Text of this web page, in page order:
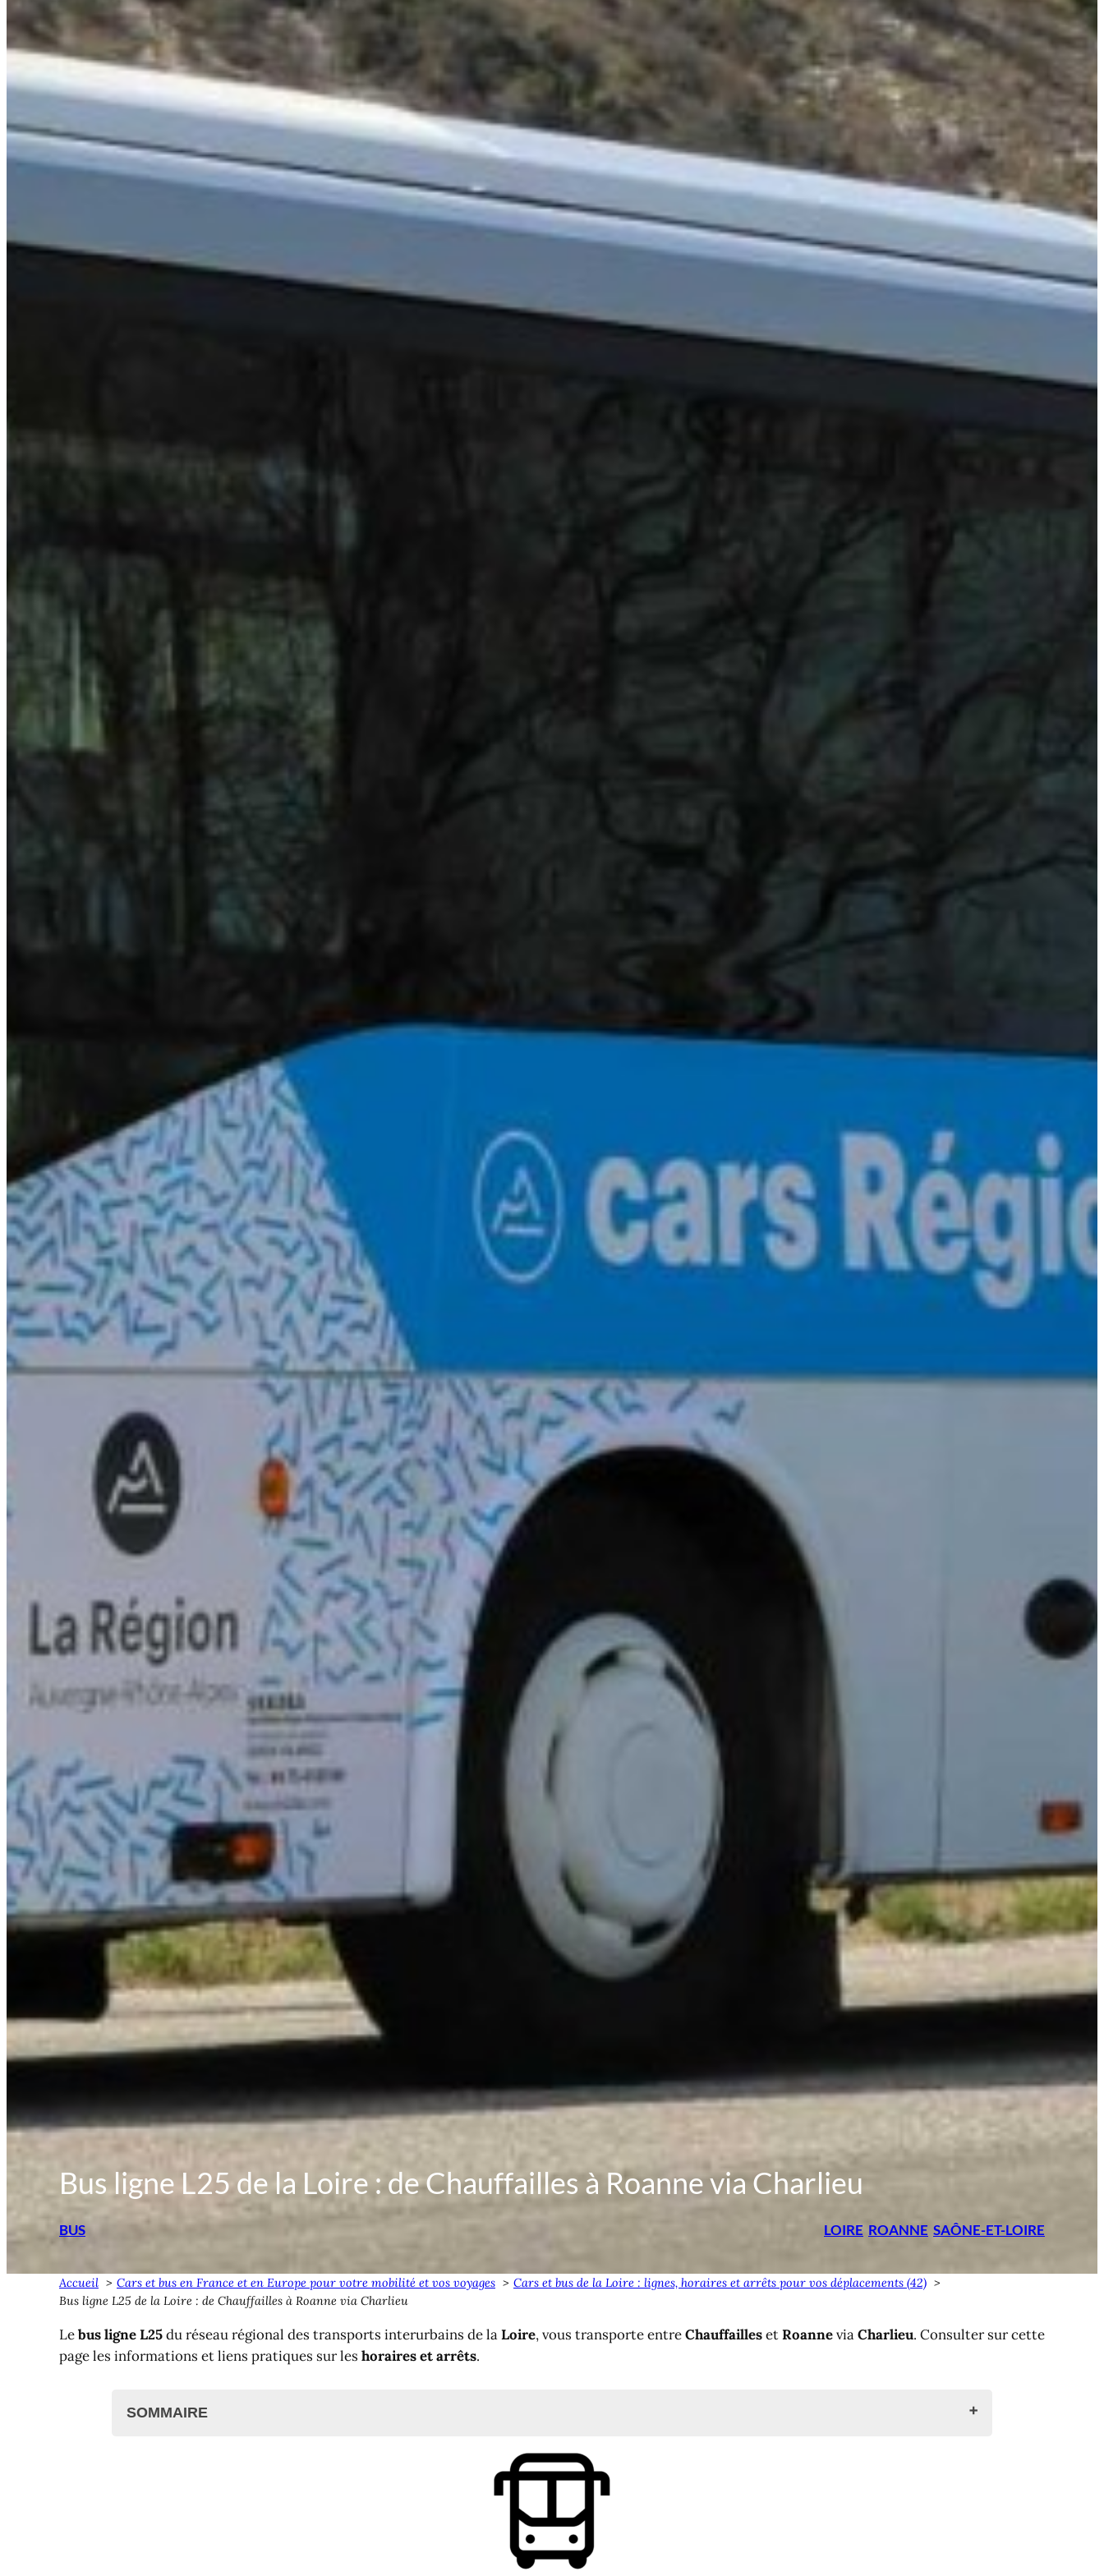
Bus ligne L25 de la Loire : de Chauffailles à Roanne via Charlieu
BUS LOIRE ROANNE SAÔNE-ET-LOIRE
Accueil Cars et bus en France et en Europe pour votre mobilité et vos voyages
Cars et bus de la Loire : lignes, horaires et arrêts pour vos déplacements (42)
Bus ligne L25 de la Loire : de Chauffailles à Roanne via Charlieu
Lebus ligne L25du réseau régional des transports interurbains de laLoire, vous transporte entreChauffaillesetRoanneviaCharlieu. Consulter sur cette
page les informations et liens pratiques sur les horaires et arrêts.
SOMMAIRE